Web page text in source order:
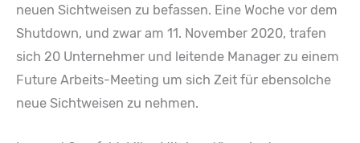
neuen Sichtweisen zu befassen. Eine Woche vor dem
Shutdown, und zwar am 11. November 2020, trafen
sich 20 Unternehmer und leitende Manager zu einem
Future Arbeits-Meeting um sich Zeit für ebensolche
neue Sichtweisen zu nehmen.